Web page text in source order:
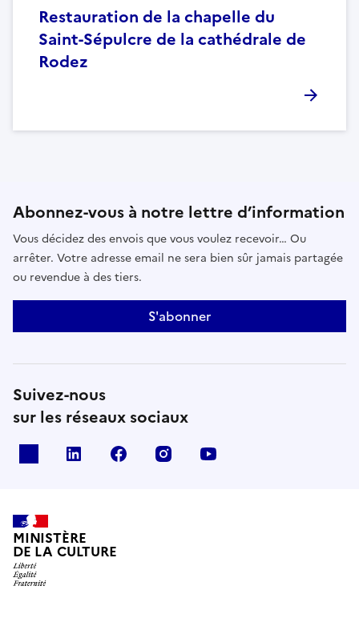
Restauration de la chapelle du
Saint-Sépulcre de la cathédrale de
Rodez
Abonnez-vous à notre lettre d’information
Vous décidez des envois que vous voulez recevoir… Ou
arrêter. Votre adresse email ne sera bien sûr jamais partagée
ou revendue à des tiers.
S'abonner
Suivez-nous
sur les réseaux sociaux
linkedin facebook instagram
MINISTÈRE
DE LA CULTURE